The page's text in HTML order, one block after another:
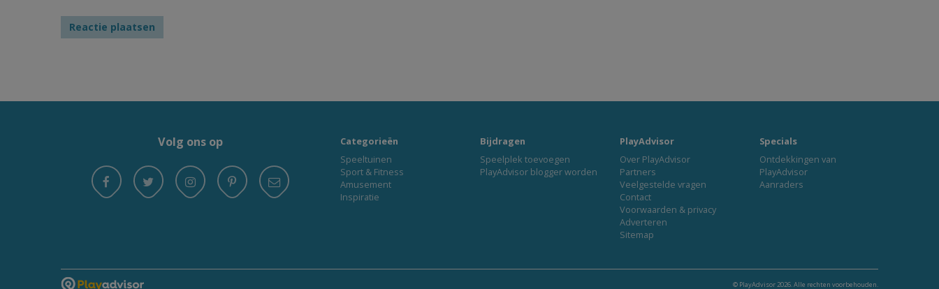
Volg ons op
Categorieën
Speeltuinen
Sport & Fitness
Amusement
Inspiratie
Bijdragen
Speelplek toevoegen
PlayAdvisor blogger worden
PlayAdvisor
Over PlayAdvisor
Partners
Veelgestelde vragen
Contact
Voorwaarden & privacy
Adverteren
Sitemap
Specials
Ontdekkingen van
PlayAdvisor
Aanraders
© PlayAdvisor 2026. Alle rechten voorbehouden.